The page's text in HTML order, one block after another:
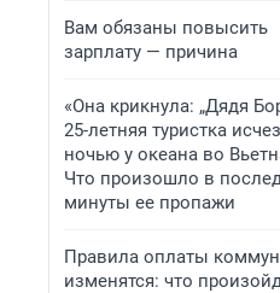
Вам обязаны повысить
зарплату — причина
«Она крикнула: „Дядя
25-летняя туристка
ночью у океана во
Что произошло в
минуты ее пропажи
Правила оплаты
изменятся: что